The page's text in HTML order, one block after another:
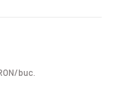
buc.